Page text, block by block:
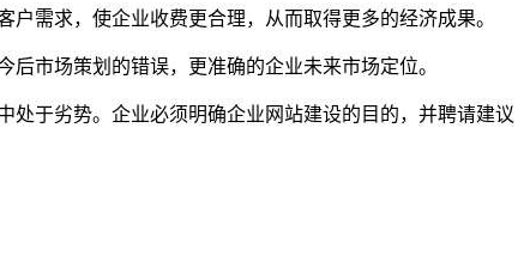
需求，使企业收费更合理，从而取得更多的经济成果。
市场策划的错误，更准确的企业未来市场定位。
于劣势。企业必须明确企业网站建设的目的，并聘请建议